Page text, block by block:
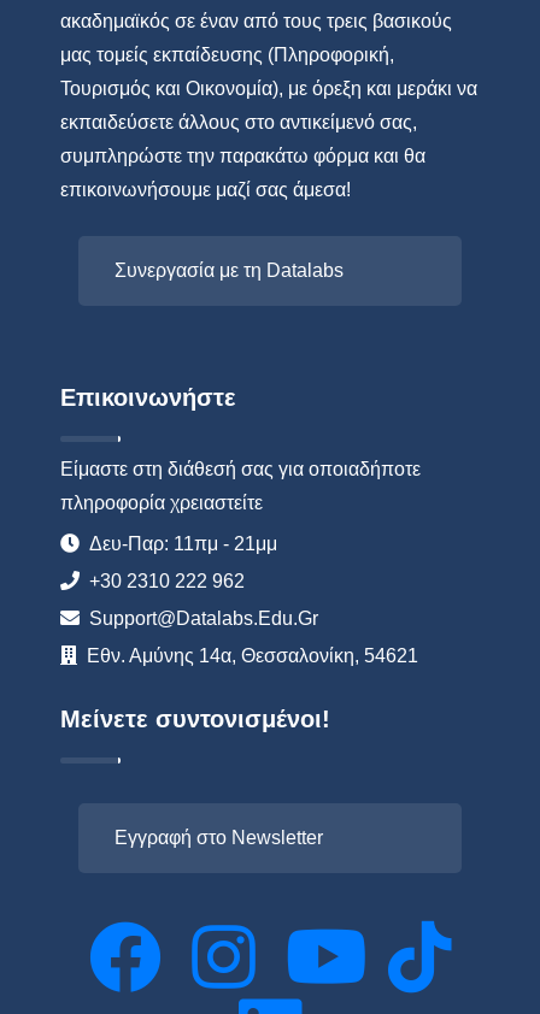
ακαδημαϊκός σε έναν από τους τρεις βασικούς
μας τομείς εκπαίδευσης (Πληροφορική,
Τουρισμός και Οικονομία), με όρεξη και μεράκι να
εκπαιδεύσετε άλλους στο αντικείμενό σας,
συμπληρώστε την παρακάτω φόρμα και θα
επικοινωνήσουμε μαζί σας άμεσα!
Συνεργασία με τη Datalabs
Επικοινωνήστε
Είμαστε στη διάθεσή σας για οποιαδήποτε
πληροφορία χρειαστείτε
Δευ-Παρ: 11πμ - 21μμ
+30 2310 222 962
Support@datalabs.edu.gr
Εθν. Αμύνης 14α, Θεσσαλονίκη, 54621
Μείνετε συντονισμένοι!
Εγγραφή στο Newsletter